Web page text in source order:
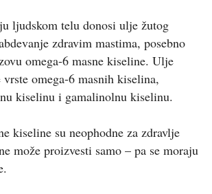
ljudskom telu donosi ulje žutog
zdravim mastima, posebno
omega-6 masne kiseline. Ulje
omega-6 masnih kiselina,
kiselinu i gamalinolnu kiselinu.
kiseline su neophodne za zdravlje
može proizvesti samo – pa se moraju